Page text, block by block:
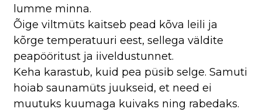
lumme minna.
Õige viltmüts kaitseb pead kõva leili ja
kõrge temperatuuri eest, sellega väldite
peapööritust ja iiveldustunnet.
Keha karastub, kuid pea püsib selge. Samuti
hoiab saunamüts juukseid, et need ei
muutuks kuumaga kuivaks ning rabedaks.